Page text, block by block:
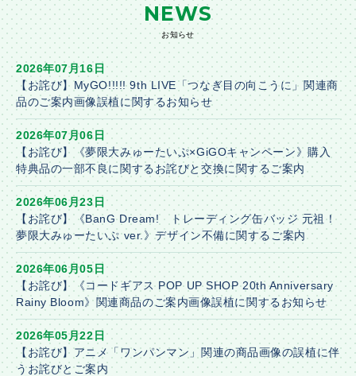
NEWS
お知らせ
2026年07月16日
【お詫び】MyGO!!!!! 9th LIVE「つなぎ目の向こうに」関連商
品のご案内画像誤植に関するお知らせ
2026年07月06日
【お詫び】《夢限大みゅーたいぷ×GiGOキャンペーン》購入
特典品の一部不良に関するお詫びと交換に関するご案内
2026年06月23日
【お詫び】《BanG Dream! トレーディング缶バッジ 元祖！
夢限大みゅーたいぷ ver.》デザイン不備に関するご案内
2026年06月05日
【お詫び】《コードギアス POP UP SHOP 20th Anniversary
Rainy Bloom》関連商品のご案内画像誤植に関するお知らせ
2026年05月22日
【お詫び】アニメ「ワンパンマン」関連の商品画像の誤植に伴
うお詫びとご案内